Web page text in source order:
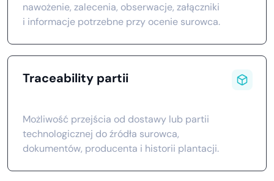
nawożenie, zalecenia, obserwacje, załączniki
i informacje potrzebne przy ocenie surowca.
Traceability partii
Możliwość przejścia od dostawy lub partii
technologicznej do źródła surowca,
dokumentów, producenta i historii plantacji.